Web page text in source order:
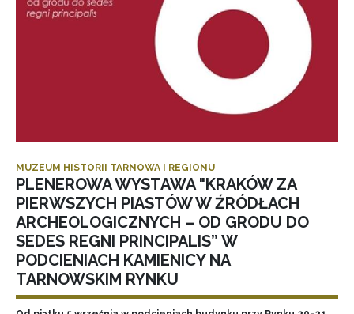
MUZEUM HISTORII TARNOWA I REGIONU
PLENEROWA WYSTAWA "KRAKÓW ZA
PIERWSZYCH PIASTÓW W ŹRÓDŁACH
ARCHEOLOGICZNYCH – OD GRODU DO
SEDES REGNI PRINCIPALIS” W
PODCIENIACH KAMIENICY NA
TARNOWSKIM RYNKU